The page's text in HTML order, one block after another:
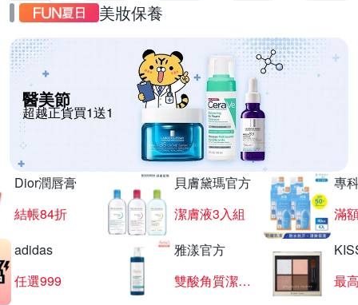
美妝保養
醫美節
超越正貨買1送1
Dior潤唇膏
結帳84折
貝膚黛瑪官方
潔膚液3入組
專
滿
adidas
任選999
雅漾官方
雙酸角質潔膚露
最